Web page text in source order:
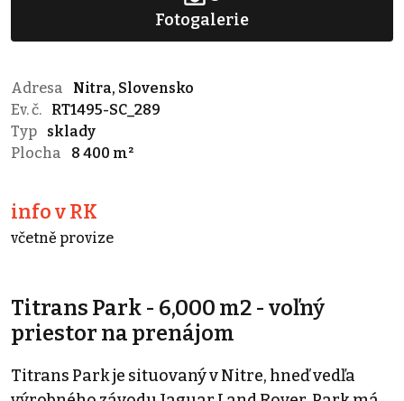
Fotogalerie
Adresa
Nitra, Slovensko
Ev. č.
RT1495-SC_289
Typ
sklady
Plocha
8 400 m²
info v RK
včetně provize
Titrans Park - 6,000 m2 - voľný
priestor na prenájom
Titrans Park je situovaný v Nitre, hneď vedľa